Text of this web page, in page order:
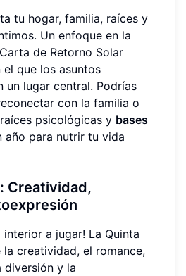
tu hogar, familia, raíces y
Un enfoque en la
de Retorno Solar
el que los asuntos
un lugar central. Podrías
con la familia o
psicológicas y bases
año para nutrir tu vida
Creatividad,
interior a jugar! La Quinta
la creatividad, el romance,
diversión y la